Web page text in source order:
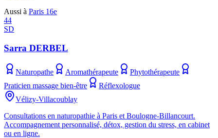
Aussi à Paris 16e
44
SD
Sarra DERBEL
Naturopathe Aromathérapeute
Phytothérapeute
Praticien massage bien-être
Réflexologue
Vélizy-Villacoublay
Consultations en naturopathie à Paris et Boulogne-Billancourt.
Accompagnement personnalisé, détox, gestion du stress, en cabinet
ou en ligne.